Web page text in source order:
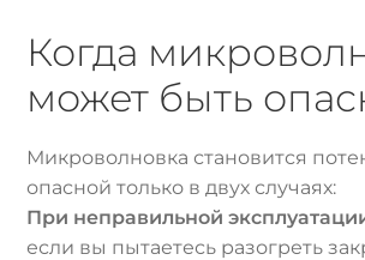
Когда
может быть
Микроволновка становится
опасной только в двух случаях:
При неправильной
если вы пытаетесь разогреть